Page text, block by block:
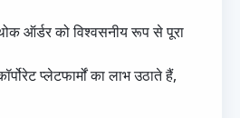
ऑर्डर को विश्वसनीय रूप से पूरा
प्लेटफार्मों का लाभ उठाते हैं,